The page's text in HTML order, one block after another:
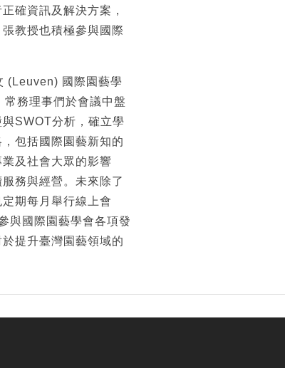
確資訊及解決方案，
教授也積極參與國際
(Leuven) 國際園藝學
務理事們於會議中盤
SWOT分析，確立學
包括國際園藝新知的
及社會大眾的影響
務與經營。未來除了
期每月舉行線上會
與國際園藝學會各項發
提升臺灣園藝領域的